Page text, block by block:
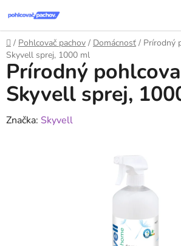
na
obsah
Domov
/ Pohlcovač pachov / Domácnosť / Prírodný
Skyvell sprej, 1000 ml
Prírodný
Skyvell sprej,
Značka: Skyvell